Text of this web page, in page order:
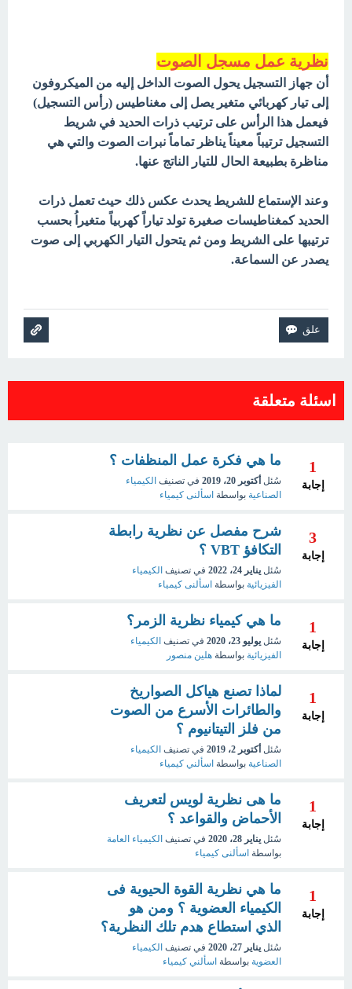
نظرية عمل مسجل الصوت
أن جهاز التسجيل يحول الصوت الداخل إليه من الميكروفون
إلى تيار كهربائي متغير يصل إلى مغناطيس (رأس التسجيل)
فيعمل هذا الرأس على ترتيب ذرات الحديد في شريط
التسجيل ترتيباً معيناً يناظر تماماً نبرات الصوت والتي هي
مناظرة بطبيعة الحال للتيار الناتج عنها.
وعند الإستماع للشريط يحدث عكس ذلك حيث تعمل ذرات
الحديد كمغناطيسات صغيرة تولد تياراً كهربياً متغيراُ بحسب
ترتيبها على الشريط ومن ثم يتحول التيار الكهربي إلى صوت
يصدر عن السماعة.
اسئلة متعلقة
1
إجابة
ما هي فكرة عمل المنظفات ؟
سُئل أكتوبر 20، 2019 في تصنيف الكيمياء
الصناعية بواسطة اسألنى كيمياء
3
إجابة
شرح مفصل عن نظرية رابطة
التكافؤ VBT ؟
سُئل يناير 24، 2022 في تصنيف الكيمياء
الفيزيائية بواسطة اسألنى كيمياء
1
إجابة
ما هي كيمياء نظرية الزمر؟
سُئل يوليو 23، 2020 في تصنيف الكيمياء
الفيزيائية بواسطة هلين منصور
1
إجابة
لماذا تصنع هياكل الصواريخ
والطائرات الأسرع من الصوت
من فلز التيتانيوم ؟
سُئل أكتوبر 2، 2019 في تصنيف الكيمياء
الصناعية بواسطة اسألني كيمياء
1
إجابة
ما هى نظرية لويس لتعريف
الأحماض والقواعد ؟
سُئل يناير 28، 2020 في تصنيف الكيمياء العامة
بواسطة اسألنى كيمياء
1
إجابة
ما هي نظرية القوة الحيوية فى
الكيمياء العضوية ؟ ومن هو
الذي استطاع هدم تلك النظرية؟
سُئل يناير 27، 2020 في تصنيف الكيمياء
العضوية بواسطة اسألني كيمياء